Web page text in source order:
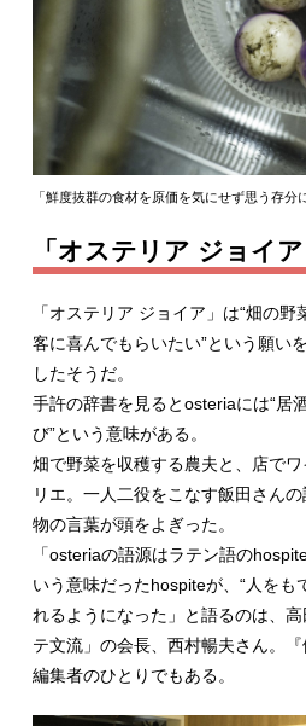
「鮮度抜群の食材を原価を気にせず思う存分
「オステリア ジョイア
「オステリア ジョイア」は“畑の
客に喜んでもらいたい”という願い
したそうだ。
手許の辞書を見るとosteriaには“居
び”という意味がある。
畑で野菜を収穫する農夫と、店で
リエ。一人二役をこなす飯田さん
物の言葉が頭をよぎった。
「osteriaの語源はラテン語の
いう意味だったhospiteが、“人をも
れるようになった」と語るのは、
テ文流」の会長、西村暢夫さん。
編集者のひとりでもある。